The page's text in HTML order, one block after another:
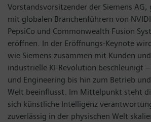
Vorstandsvorsitzender der Siemens AG,
mit globalen Branchenführern von
PepsiCo und Commonwealth Fusion
eröffnen. In der Eröffnungs-Keynote
wie Siemens zusammen mit Kunden
industrielle KI-Revolution beschleunigt
und Engineering bis hin zum Betrieb
Welt beeinflusst. Im Mittelpunkt steht
sich künstliche Intelligenz
zuverlässig in der physischen Welt